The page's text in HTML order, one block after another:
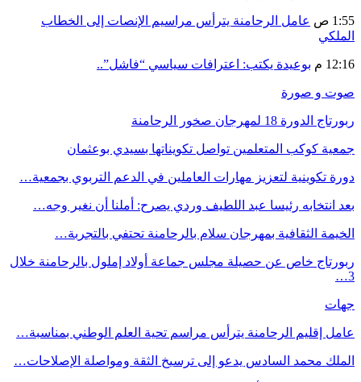
1:55 ص
عامل الرحامنة يترأس مراسيم الإنصات إلى الخطاب
الملكي
12:16 م بوعيدة يكتب: اعترافات سياسي “فاشل”..
صوت و صورة
ربورتاج الدورة 18 لمهرجان صخور الرحامنة
جمعية كوكب المتعلمين تواصل تكويناتها بسيدي بوعثمان
دورة تكوينية لتعزيز مهارات العاملين في الدعم التربوي بجمعية…
بعد انتخابه رئيسا عبد اللطيف وردي يصرح: أملنا أن نغير وجه…
الخيمة الثقافية بمهرجان سلام بالرحامنة تحتفي بالتجربة…
ربورتاج خاص عن حصيلة مجلس جماعة أولاد إملول بالرحامنة خلال
3…
جهات
عامل إقليم الرحامنة يترأس مراسم تحية العلم الوطني بمناسبة…
الملك محمد السادس يدعو إلى ترسيخ الثقة ومواصلة الإصلاحات…